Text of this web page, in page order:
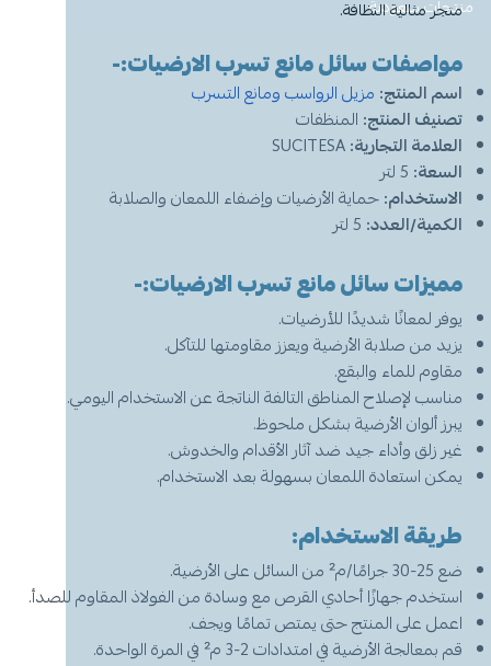
معطر جو
أخرى
قبعة الشيف
مريلة مطبخ
منشفه مايكروفايبر
قصدير ورول تغليف
سفره واكياس نفايات
ملاعق وشوك وسكاكين
الاكواب
حامل اكواب
مزاز واعود تحريك
مكنسة يد
قشاطة
ممسحه
منشفه مايكروفايبر
سلة نفايات
عربة تنظيف
عصا ممسحه
منظفات اليدين
منظفات دورة مياه
معطر ومنعم ملابس
معطر جو
مزيل بقع وملمع
مزيل دهون
منظف زجاج ومتعدد الاستخدام
مزاز واعواد تحريك
عرض الكل
قفازات
كمامات
غطاء راس
غطاء ذراع
قبعة الشيف
مريله مطبخ
ادوات عناية
عرض الكل
لوشن وكريم
شامبو
معقم
معجون اسنان
منشفه استخدام مرة واحدة
شامبو اطفال
كولونيا
بودرة اطفال
عرض الكل
شمعة تسخين الطعام
الحطب
منتجات سعودية
متجر مثالية النظافة.
مواصفات سائل مانع تسرب الارضيات:-
اسم المنتج: مزيل الرواسب ومانع التسرب
تصنيف المنتج: المنظفات
العلامة التجارية:
السعة:
الاستخدام:حماية الأرضيات وإضفاء اللمعان والصلابة
الكمية/العدد:
مميزات سائل مانع تسرب الارضيات:-
يوفر لمعانًا شديدًا للأرضيات.
يزيد من صلابة الأرضية ويعزز مقاومتها للتآكل.
مقاوم للماء والبقع.
مناسب لإصلاح المناطق التالفة الناتجة عن الاستخدام اليومي.
يبرز ألوان الأرضية بشكل ملحوظ.
غير زلق وأداء جيد ضد آثار الأقدام والخدوش.
يمكن استعادة اللمعان بسهولة بعد الاستخدام.
طريقة الاستخدام:
ضع 25-30 جرامًا/م² من السائل على الأرضية.
استخدم جهازًا أحادي القرص مع وسادة من الفولاذ المقاوم للصدأ.
اعمل على المنتج حتى يمتص تمامًا ويجف.
قم بمعالجة الأرضية في امتدادات 2-3 م² في المرة الواحدة.